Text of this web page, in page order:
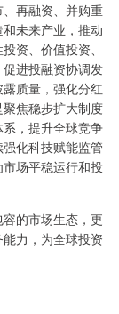
再融资、并购重
未来产业，推动
资、价值投资、
进投融资协调发
质量，强化分红
焦稳步扩大制度
，提升全球竞争
化科技赋能监管
场平稳运行和投
的市场生态，更
力，为全球投资